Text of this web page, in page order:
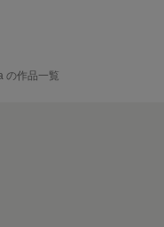
の作品一覧